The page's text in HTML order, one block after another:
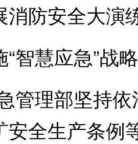
消防安全大演
慧应急”战
理部坚持依
安全生产条例